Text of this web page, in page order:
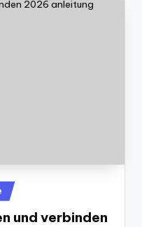
und verbinden